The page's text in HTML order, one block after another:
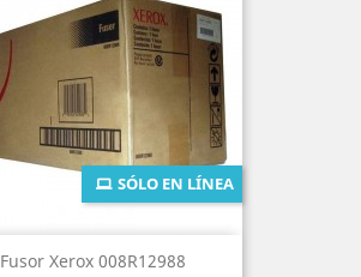
Fusor Xerox 008R12988
SÓLO EN LÍNEA